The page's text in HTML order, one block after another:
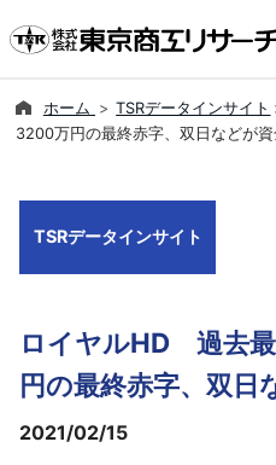
倒産・注
会社案内
ホーム TSRデータインサイト
3200万円の最終赤字、双日などが
TSRデータインサイト
ロイヤルHD 過去
円の最終赤字、双日
2021/02/15